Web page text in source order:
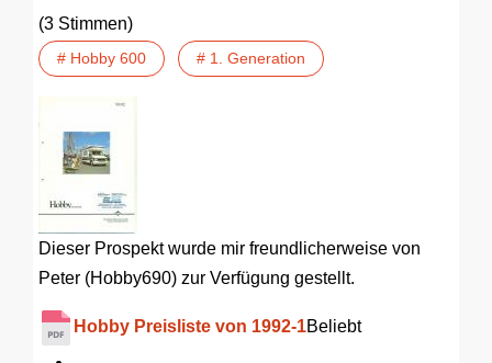
(3 Stimmen)
# Hobby 600 # 1. Generation
Dieser Prospekt wurde mir freundlicherweise von
Peter (Hobby690) zur Verfügung gestellt.
Hobby Preisliste von 1992-1Beliebt